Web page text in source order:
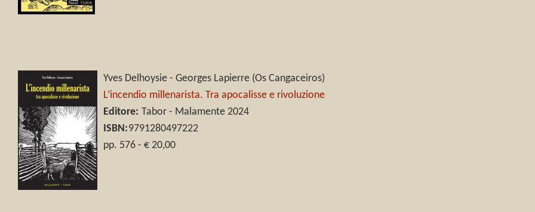
Yves Delhoysie - Georges Lapierre (Os Cangaceiros)
L’incendio millenarista. Tra apocalisse e rivoluzione
Editore: Tabor - Malamente 2024
ISBN:9791280497222
pp. 576 - € 20,00